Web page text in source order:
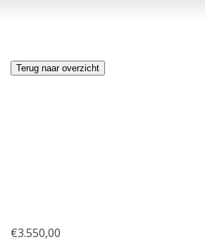
Terug naar overzicht
€3.550,00